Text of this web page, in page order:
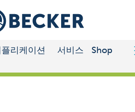
리케이션 서비스 Shop